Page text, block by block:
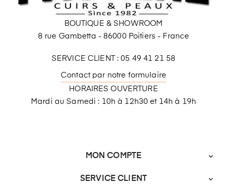
BOUTIQUE & SHOWROOM
8 rue Gambetta - 86000 Poitiers - France
SERVICE CLIENT : 05 49 41 21 58
Contact par notre formulaire
HORAIRES OUVERTURE
Mardi au Samedi : 10h à 12h30 et 14h à 19h
MON COMPTE 
SERVICE CLIENT 